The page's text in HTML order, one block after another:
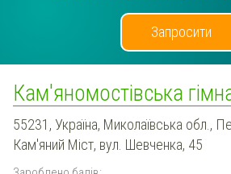
Запросити
Кам'яномостівська
55231, Україна, Миколаївська обл.,
Кам'яний Міст, вул. Шевченка, 45